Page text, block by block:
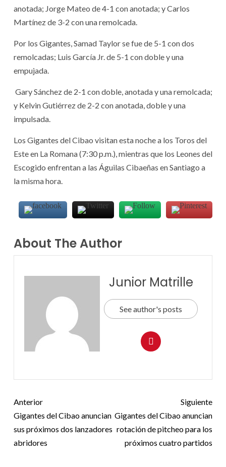
anotada; Jorge Mateo de 4-1 con anotada; y Carlos
Martínez de 3-2 con una remolcada.
Por los Gigantes, Samad Taylor se fue de 5-1 con dos
remolcadas; Luis García Jr. de 5-1 con doble y una
empujada.
Gary Sánchez de 2-1 con doble, anotada y una remolcada;
y Kelvin Gutiérrez de 2-2 con anotada, doble y una
impulsada.
Los Gigantes del Cibao visitan esta noche a los Toros del
Este en La Romana (7:30 p.m.), mientras que los Leones del
Escogido enfrentan a las Águilas Cibaeñas en Santiago a
la misma hora.
About The Author
Junior Matrille
See author's posts
Anterior
Gigantes del Cibao anuncian
sus próximos dos lanzadores
abridores
Siguiente
Gigantes del Cibao anuncian
rotación de pitcheo para los
próximos cuatro partidos